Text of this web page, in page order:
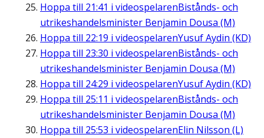
Hoppa till 21:41 i videospelarenBistånds- och
utrikeshandelsminister Benjamin Dousa (M)
Hoppa till 22:19 i videospelarenYusuf Aydin (KD)
Hoppa till 23:30 i videospelarenBistånds- och
utrikeshandelsminister Benjamin Dousa (M)
Hoppa till 24:29 i videospelarenYusuf Aydin (KD)
Hoppa till 25:11 i videospelarenBistånds- och
utrikeshandelsminister Benjamin Dousa (M)
Hoppa till 25:53 i videospelarenElin Nilsson (L)